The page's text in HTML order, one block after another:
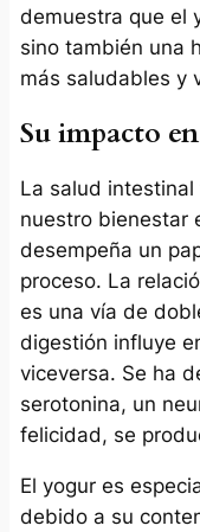
demuestra que el
sino también una
más saludables y
Su impacto
La salud
nuestro bienestar
desempeña un
proceso. La
es una vía de
digestión influye
viceversa. Se ha
serotonina, un
felicidad, se
El yogur es
debido a su